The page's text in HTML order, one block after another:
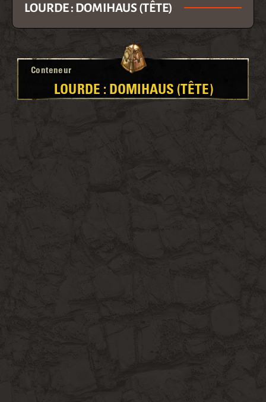
LOURDE : DOMIHAUS (TÊTE)
Conteneur
LOURDE : DOMIHAUS (TÊTE)